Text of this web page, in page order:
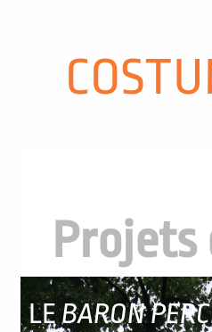
Projets
LEBARON